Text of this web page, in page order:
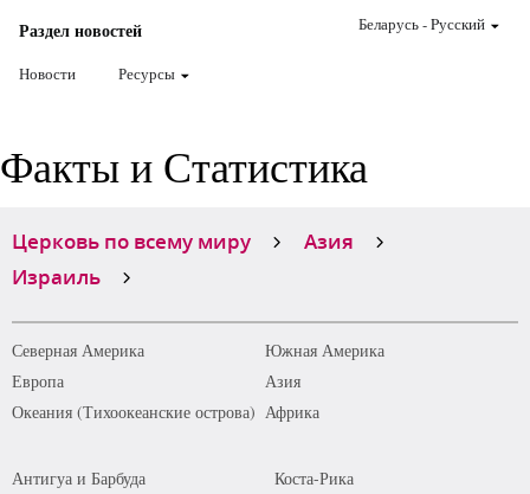
Раздел новостей
Новости Ресурсы
Беларусь-Pусский
Факты и Статистика
Церковь по всему миру
Азия
Израиль
Северная Америка
Южная Америка
Европа
Азия
Океания (Тихоокеанские острова) Африка
Антигуа и Барбуда
Коста-Рика